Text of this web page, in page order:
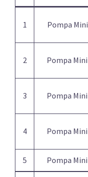
1 Pompa Mini
2 Pompa Mini
3 Pompa Mini
4 Pompa Mini
5 Pompa Mini